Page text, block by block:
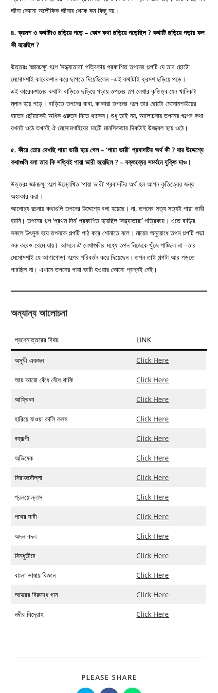
ঘটনা কোনো অলৌকিক ঘটনার থেকে কম কিছু নয়।
৪. ক্রমশ ও কথাটাও ছড়িয়ে পড়ে – কোন কথা ছড়িয়ে পড়েছিল ? কথাটি ছড়িয়ে পড়ার ফল
কী হয়েছিল ?
উত্তরঃ ‘জ্ঞানচক্ষু’ গল্পে ‘সন্ধ্যাতারা’ পত্রিকায় প্রকাশিত তপনের গল্পটি যে তার ছোটো
মেসোমশাই কারেকশান করে ছাপতে দিয়েছিলেন –এই কথাটাই ক্রমশ ছড়িয়ে পড়ে।
এই কারেকশানের কথাটা বাড়িতে ছড়িয়ে পড়ায় তপনের গল্প লেখার কৃতিত্ব যেন খানিকটা
ম্লান হয়ে পড়ে। বাড়িতে তপনের বাবা, কাকারা তপনের গল্পে তার ছোটো মেসোমশাইয়ের
হাতের ছোঁয়াকেই অধিক গুরুত্ব দিতে থাকেন। শুধু তাই নয়, আলোচনায় তপনের গল্পের কথা
যখনই ওঠে তখনই ঐ মেসোমশাইয়ের মহতী মানসিকতার দিকটাই উজ্জ্বল হয়ে ওঠে।
৫. কীরে তোর দেখছি পায়া ভারী হয়ে গেল – ‘পায়া ভারী’ প্রবাদটির অর্থ কী ? যার উদ্দেশ্যে
কথাগুলি বলা তার কি সত্যিই পায়া ভারী হয়েছিল ? – বক্তব্যের সমর্থনে যুক্তি দাও।
উত্তরঃ জ্ঞানচক্ষু গল্পে উল্লেখিত ‘পায়া ভারী’ প্রবাদটির অর্থ হল আপন কৃতিত্বের জন্য
অহংকার করা।
আলোচ্য রচনায় কথাগুলি তপনের উদ্দেশ্যে বলা হয়েছে। না, তপনের সত্য সত্যই পায়া ভারী
হয়নি। তপনের গল্প ‘প্রথম দিন’ প্রকাশিত হয়েছিল ‘সন্ধ্যাতারা’ পত্রিকায়। এতে বাড়ির
সকলে উৎসুক হয়ে তপনকে গল্পটি পাঠ করে শোনাতে বলে। মায়ের অনুরোধে তপন গল্পটি পড়া
শুরু করেও থেমে যায়। আসলে ঐ লেখাগুলির মধ্যে তপন নিজেকে খুঁজে পাচ্ছিল না –তার
মেসোমশাই যে আগাগোড়া গল্পের পরিবর্তন করে দিয়েছেন। তপন তাই গল্পটা আর পড়তে
পারছিল না। এখানে তপনের পায়া ভারী হওয়ার কোনো প্রশ্নই নেই।
অন্যান্য আলোচনা
প্রশ্নোত্তরের বিষয় LINK
অসুখী একজন Click Here
আয় আরো বেঁধে বেঁধে থাকি Click Here
আফ্রিকা Click Here
হারিয়ে যাওয়া কালি কলম Click Here
বহুরূপী Click Here
অভিষেক Click Here
সিরাজদৌল্লা Click Here
প্রলয়োল্লাস Click Here
পথের দাবী Click Here
অদল বদল Click Here
সিন্ধুতীরে Click Here
বাংলা ভাষায় বিজ্ঞান Click Here
অস্ত্রের বিরুদ্ধে গান Click Here
নদীর বিদ্রোহ Click Here
PLEASE SHARE
THIS